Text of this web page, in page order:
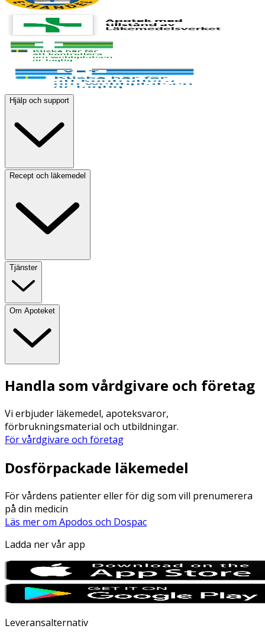
Hjälp och support
Recept och läkemedel
Tjänster
Om Apoteket
Handla som vårdgivare och företag
Vi erbjuder läkemedel, apoteksvaror,
förbrukningsmaterial och utbildningar.
För vårdgivare och företag
Dosförpackade läkemedel
För vårdens patienter eller för dig som vill prenumerera
på din medicin
Läs mer om Apodos och Dospac
Ladda ner vår app
Leveransalternativ